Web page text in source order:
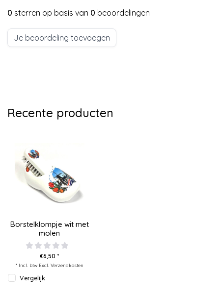
0 sterren op basis van 0 beoordelingen
Je beoordeling toevoegen
Recente producten
Borstelklompje wit met
molen
€6,50 *
* Incl. btw Excl. Verzendkosten
Vergelijk